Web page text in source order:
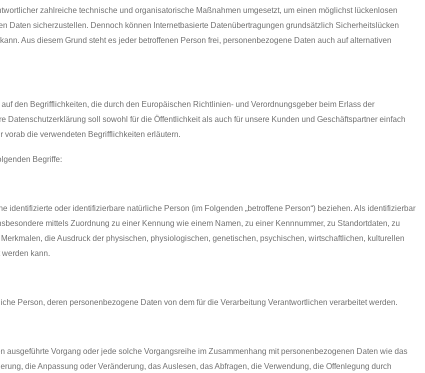
zahlreiche technische und organisatorische Maßnahmen umgesetzt, um einen möglichst lückenlosen
Daten sicherzustellen. Dennoch können Internetbasierte Datenübertragungen grundsätzlich Sicherheitslücken
Aus diesem Grund steht es jeder betroffenen Person frei, personenbezogene Daten auch auf alternativen
den Begrifflichkeiten, die durch den Europäischen Richtlinien- und Verordnungsgeber beim Erlass der
Datenschutzerklärung soll sowohl für die Öffentlichkeit als auch für unsere Kunden und Geschäftspartner einfach
vorab die verwendeten Begrifflichkeiten erläutern.
Begriffe:
identifizierte oder identifizierbare natürliche Person (im Folgenden „betroffene Person“) beziehen. Als identifizierbar
mittels Zuordnung zu einer Kennung wie einem Namen, zu einer Kennnummer, zu Standortdaten, zu
die Ausdruck der physischen, physiologischen, genetischen, psychischen, wirtschaftlichen, kulturellen
kann.
Person, deren personenbezogene Daten von dem für die Verarbeitung Verantwortlichen verarbeitet werden.
ausgeführte Vorgang oder jede solche Vorgangsreihe im Zusammenhang mit personenbezogenen Daten wie das
die Anpassung oder Veränderung, das Auslesen, das Abfragen, die Verwendung, die Offenlegung durch